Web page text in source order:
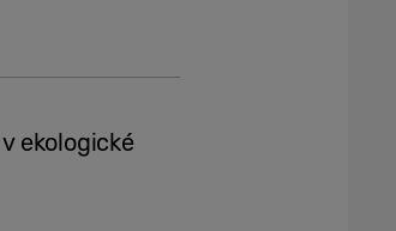
ekologické